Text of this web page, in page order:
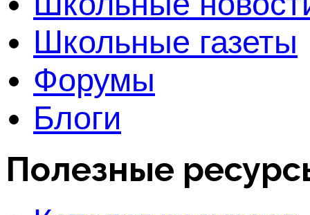
Школьные газеты
Форумы
Блоги
Полезные